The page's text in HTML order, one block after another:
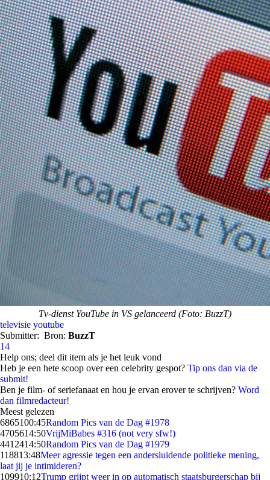
Tv-dienst YouTube in VS gelanceerd (Foto: BuzzT)
televisie youtube
Submitter: Bron: BuzzT
14
Help ons; deel dit item als je het leuk vond
Heb je een hete scoop over een celebrity gespot? Tip ons dan via de
submit!
Ben je film- of seriefanaat en hou je ervan erover te schrijven? Word
dan filmredacteur!
Meest gelezen
6865100:45Random Pics van de Dag #1978
4705614:50VrijMiBabes #316 (not very sfw!)
4412414:50Random Pics van de Dag #1979
118813:48Meer agressie tegen een andersluidende politieke mening,
laat jij je intimideren?
109910:12Trump grijpt weer in op automatisch staatsburgerschap bij